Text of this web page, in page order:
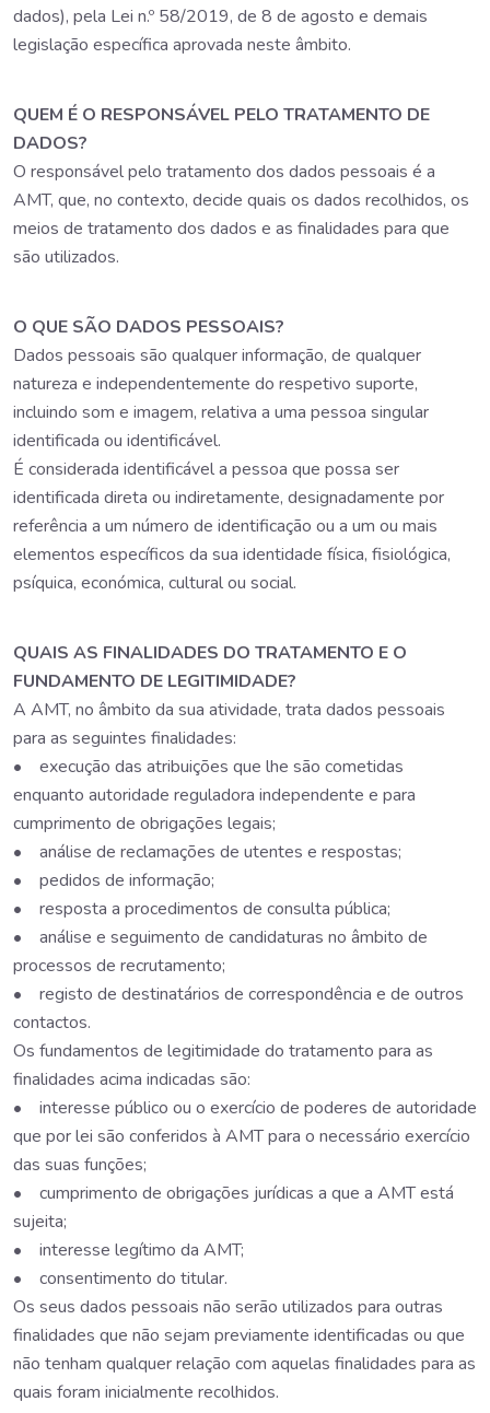
dados), pela Lei n.º 58/2019, de 8 de agosto e demais
legislação específica aprovada neste âmbito.
QUEM É O RESPONSÁVEL PELO TRATAMENTO DE
DADOS?
O responsável pelo tratamento dos dados pessoais é a
AMT, que, no contexto, decide quais os dados recolhidos, os
meios de tratamento dos dados e as finalidades para que
são utilizados.
O QUE SÃO DADOS PESSOAIS?
Dados pessoais são qualquer informação, de qualquer
natureza e independentemente do respetivo suporte,
incluindo som e imagem, relativa a uma pessoa singular
identificada ou identificável.
É considerada identificável a pessoa que possa ser
identificada direta ou indiretamente, designadamente por
referência a um número de identificação ou a um ou mais
elementos específicos da sua identidade física, fisiológica,
psíquica, económica, cultural ou social.
QUAIS AS FINALIDADES DO TRATAMENTO E O
FUNDAMENTO DE LEGITIMIDADE?
A AMT, no âmbito da sua atividade, trata dados pessoais
para as seguintes finalidades:
• execução das atribuições que lhe são cometidas
enquanto autoridade reguladora independente e para
cumprimento de obrigações legais;
• análise de reclamações de utentes e respostas;
• pedidos de informação;
• resposta a procedimentos de consulta pública;
• análise e seguimento de candidaturas no âmbito de
processos de recrutamento;
• registo de destinatários de correspondência e de outros
contactos.
Os fundamentos de legitimidade do tratamento para as
finalidades acima indicadas são:
• interesse público ou o exercício de poderes de autoridade
que por lei são conferidos à AMT para o necessário exercício
das suas funções;
• cumprimento de obrigações jurídicas a que a AMT está
sujeita;
• interesse legítimo da AMT;
• consentimento do titular.
Os seus dados pessoais não serão utilizados para outras
finalidades que não sejam previamente identificadas ou que
não tenham qualquer relação com aquelas finalidades para as
quais foram inicialmente recolhidos.